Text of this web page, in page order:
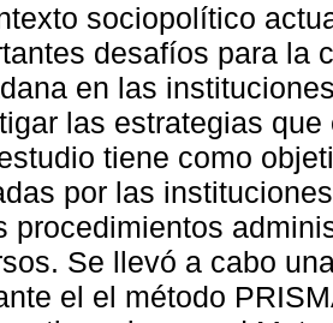
sociopolítico
desafíos para la
en las
las estrategias
tiene como
por las
procedimientos
Se llevó a cabo
el el método